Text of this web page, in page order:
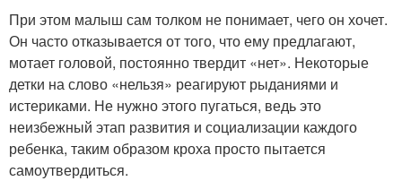
При этом малыш сам толком не понимает, чего он хочет.
Он часто отказывается от того, что ему предлагают,
мотает головой, постоянно твердит «нет». Некоторые
детки на слово «нельзя» реагируют рыданиями и
истериками. Не нужно этого пугаться, ведь это
неизбежный этап развития и социализации каждого
ребенка, таким образом кроха просто пытается
самоутвердиться.